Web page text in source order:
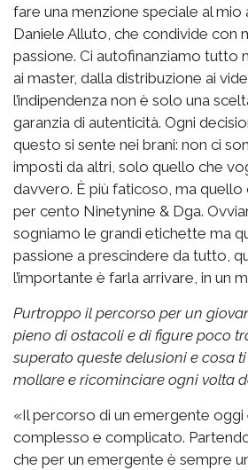
fare una menzione speciale al
Daniele Alluto, che condivide con
passione. Ci autofinanziamo tutto
ai master, dalla distribuzione ai
l’indipendenza non è solo una
garanzia di autenticità. Ogni
questo si sente nei brani: non ci
imposti da altri, solo quello che
davvero. È più faticoso, ma quello
per cento Ninetynine & Dga.
sogniamo le grandi etichette ma
passione a prescindere da tutto,
l’importante è farla arrivare, in un
Purtroppo il percorso per un
pieno di ostacoli e di figure poco
superato queste delusioni e cosa
mollare e ricominciare ogni volta
«Il percorso di un emergente oggi
complesso e complicato.
che per un emergente è sempre